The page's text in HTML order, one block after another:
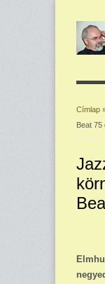
Címlap
Beat 75